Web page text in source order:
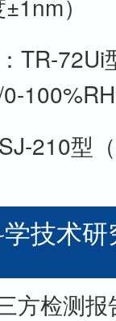
）
TR-72Ui
210型
技术
方检测